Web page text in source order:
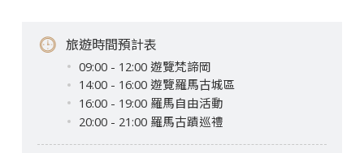
旅遊時間預計表
09:00 - 12:00 遊覽梵諦岡
14:00 - 16:00 遊覽羅馬古城區
16:00 - 19:00 羅馬自由活動
20:00 - 21:00 羅馬古蹟巡禮